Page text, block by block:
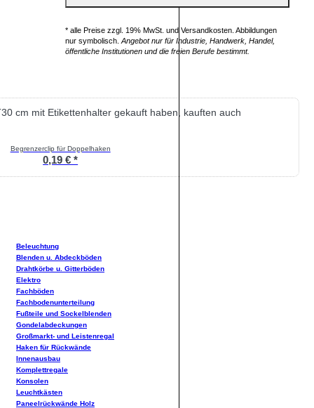
* alle Preise zzgl. 19% MwSt. und Versandkosten. Abbildungen
nur symbolisch. Angebot nur für Industrie, Handwerk, Handel,
öffentliche Institutionen und die freien Berufe bestimmt.
cm mit Etikettenhalter gekauft haben, kauften auch
Begrenzerclip für Doppelhaken
0,19 € *
Beleuchtung
Blenden u. Abdeckböden
Drahtkörbe u. Gitterböden
Elektro
Fachböden
Fachbodenunterteilung
Fußteile und Sockelblenden
Gondelabdeckungen
Großmarkt- und Leistenregal
Haken für Rückwände
Innenausbau
Komplettregale
Konsolen
Leuchtkästen
Paneelrückwände Holz